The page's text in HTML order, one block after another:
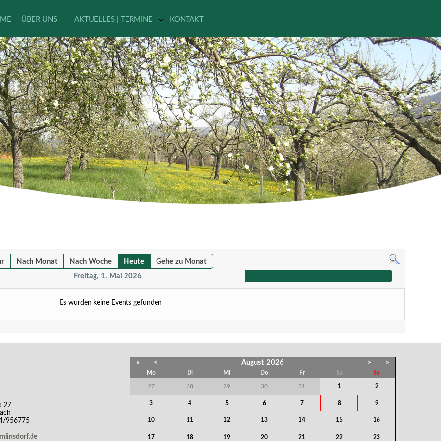
ÜBER UNS AKTUELLES | TERMINE KONTAKT
Nach Monat Nach Woche Heute
Gehe zu Monat
Freitag, 1. Mai 2026
Es wurden keine Events gefunden
« < August 2026 > »
Mo Di Mi Do Fr Sa So
27 28 29 30 31 1 2
3 4 5 6 7 8 9
10 11 12 13 14 15 16
17 18 19 20 21 22 23
27
956775